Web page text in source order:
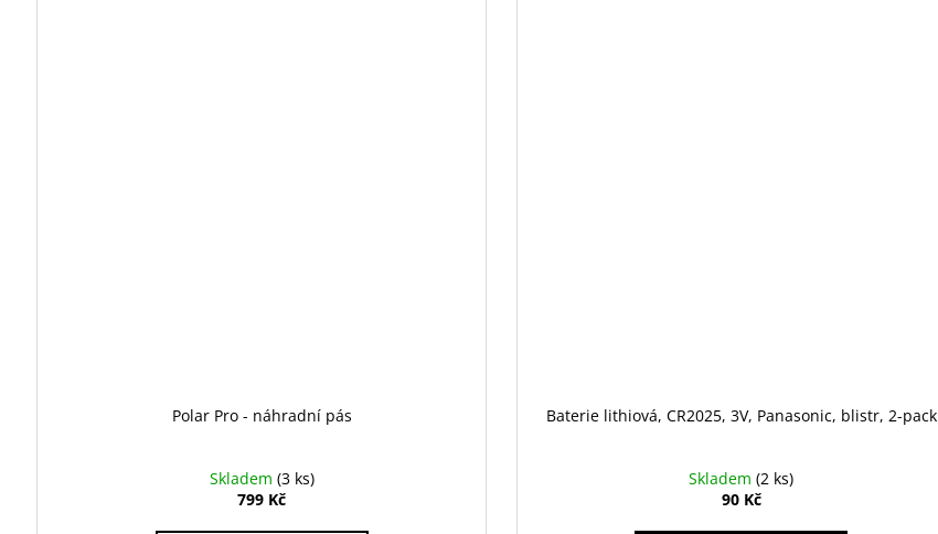
Polar Pro - náhradní pás
Skladem (3 ks)
799 Kč
Baterie lithiová, CR2025, 3V, Panasonic, blistr, 2-pack
Skladem(2 ks)
90 Kč